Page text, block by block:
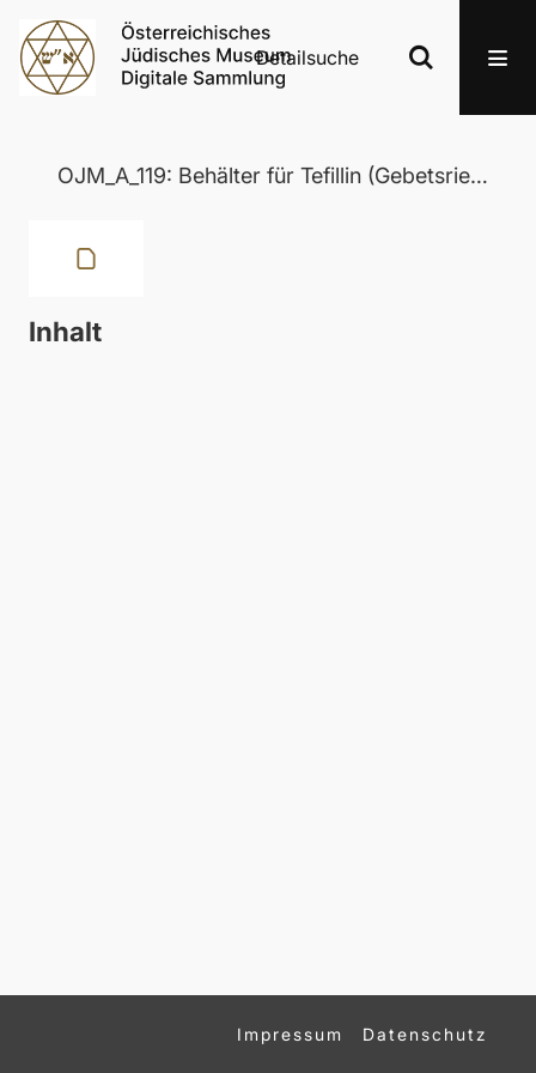
Detailsuche
OJM_A_119: Behälter für Tefillin (Gebetsriemen)
Inhalt
Impressum Datenschutz